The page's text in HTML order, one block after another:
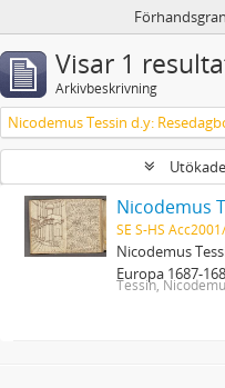
Visar 1
Arkivbeskrivning
Nicodemus Tessin d.y:
Nicodemus
SE S-HS
Nicodemus
Europa 1687-
Tessin,